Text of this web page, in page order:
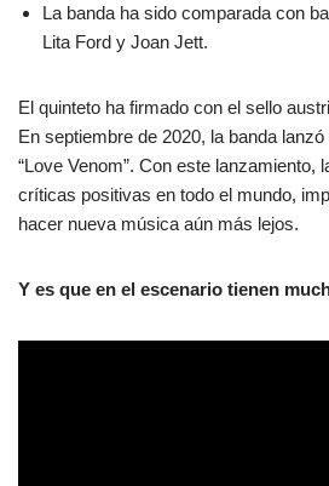
La banda ha sido comparada con
Lita Ford y Joan Jett.
El quinteto ha firmado con el sello
En septiembre de 2020, la banda
“Love Venom”. Con este lanzamiento,
críticas positivas en todo el mundo,
hacer nueva música aún más lejos.
Y es que en el escenario tienen